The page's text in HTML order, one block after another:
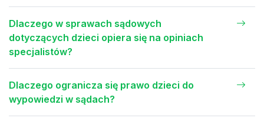
Dlaczego w sprawach sądowych
dotyczących dzieci opiera się na opiniach
specjalistów?
Dlaczego ogranicza się prawo dzieci do
wypowiedzi w sądach?